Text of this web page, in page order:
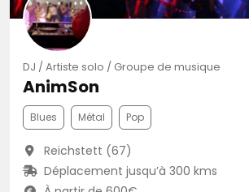
DJ / Artiste solo / Groupe de musique
AnimSon
Blues Métal Pop
Reichstett (67)
Déplacement jusqu’à 300 kms